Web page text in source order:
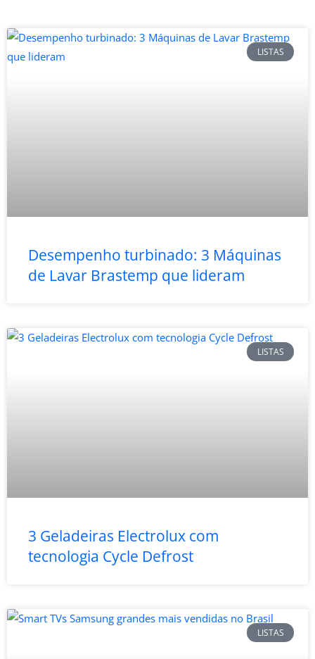
LISTAS
Desempenho turbinado: 3 Máquinas
de Lavar Brastemp que lideram
LISTAS
3 Geladeiras Electrolux com
tecnologia Cycle Defrost
LISTAS